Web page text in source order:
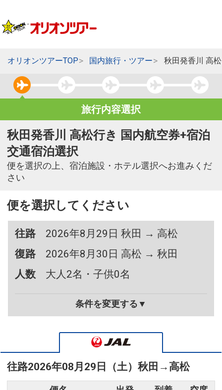
オリオンツアーTOP 国内旅行・ツアー 秋田発香川 高
旅行内容選択
秋田発香川 高松行き 国内航空券+宿泊
交通宿泊選択
便を選択の上、宿泊施設・ホテル選択へお進みくだ
さい
便を選択してください
往路
2026年8月29日 秋田 → 高松
復路
2026年8月30日 高松 → 秋田
人数
大人2名・子供0名
条件を変更する▼
往路2026年08月29日（土） 秋田 → 高松